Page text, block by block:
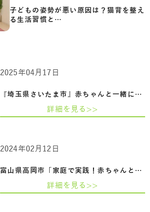
子どもの姿勢が悪い原因は？猫背を整え
る生活習慣と…
『埼玉県さいたま市』赤ちゃんと一緒に心…
2025年04月17日
詳細を見る>>
富山県高岡市「家庭で実践！赤ちゃんとマ…
2024年02月12日
詳細を見る>>